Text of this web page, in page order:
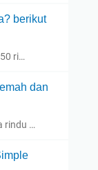
berikut
ri…
dan
rindu …